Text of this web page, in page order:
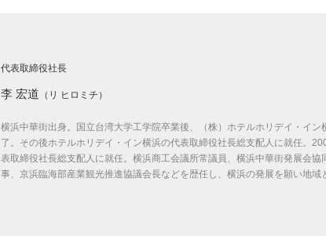
代表取締役社長
李 宏道 （リ ヒロミチ）
横浜中華街出身。国立台湾大学工学院卒業後、（株）ホテルホリデイ・イ
了。その後ホテルホリデイ・イン横浜の代表取締役社長総支配人に就任。
表取締役社長総支配人に就任。横浜商工会議所常議員、横浜中華街発展会
事、京浜臨海部産業観光推進協議会長などを歴任し、横浜の発展を願い地域